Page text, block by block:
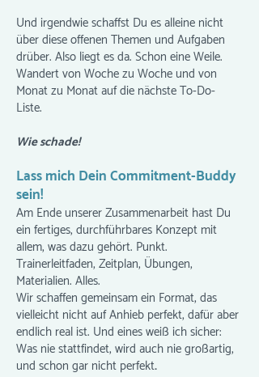
Und irgendwie schaffst Du es alleine nicht
über diese offenen Themen und Aufgaben
drüber. Also liegt es da. Schon eine Weile.
Wandert von Woche zu Woche und von
Monat zu Monat auf die nächste To-Do-
Liste.
Wie schade!
Lass mich Dein Commitment-Buddy
sein!
Am Ende unserer Zusammenarbeit hast Du
ein fertiges, durchführbares Konzept mit
allem, was dazu gehört. Punkt.
Trainerleitfaden, Zeitplan, Übungen,
Materialien. Alles.
Wir schaffen gemeinsam ein Format, das
vielleicht nicht auf Anhieb perfekt, dafür aber
endlich real ist. Und eines weiß ich sicher:
Was nie stattfindet, wird auch nie großartig,
und schon gar nicht perfekt.